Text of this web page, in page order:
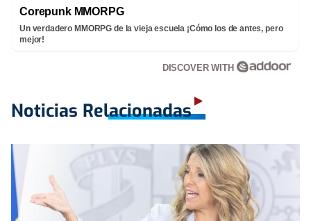
Corepunk MMORPG
Un verdadero MMORPG de la vieja escuela ¡Cómo los de antes, pero
mejor!
DISCOVER WITH
Noticias Relacionadas